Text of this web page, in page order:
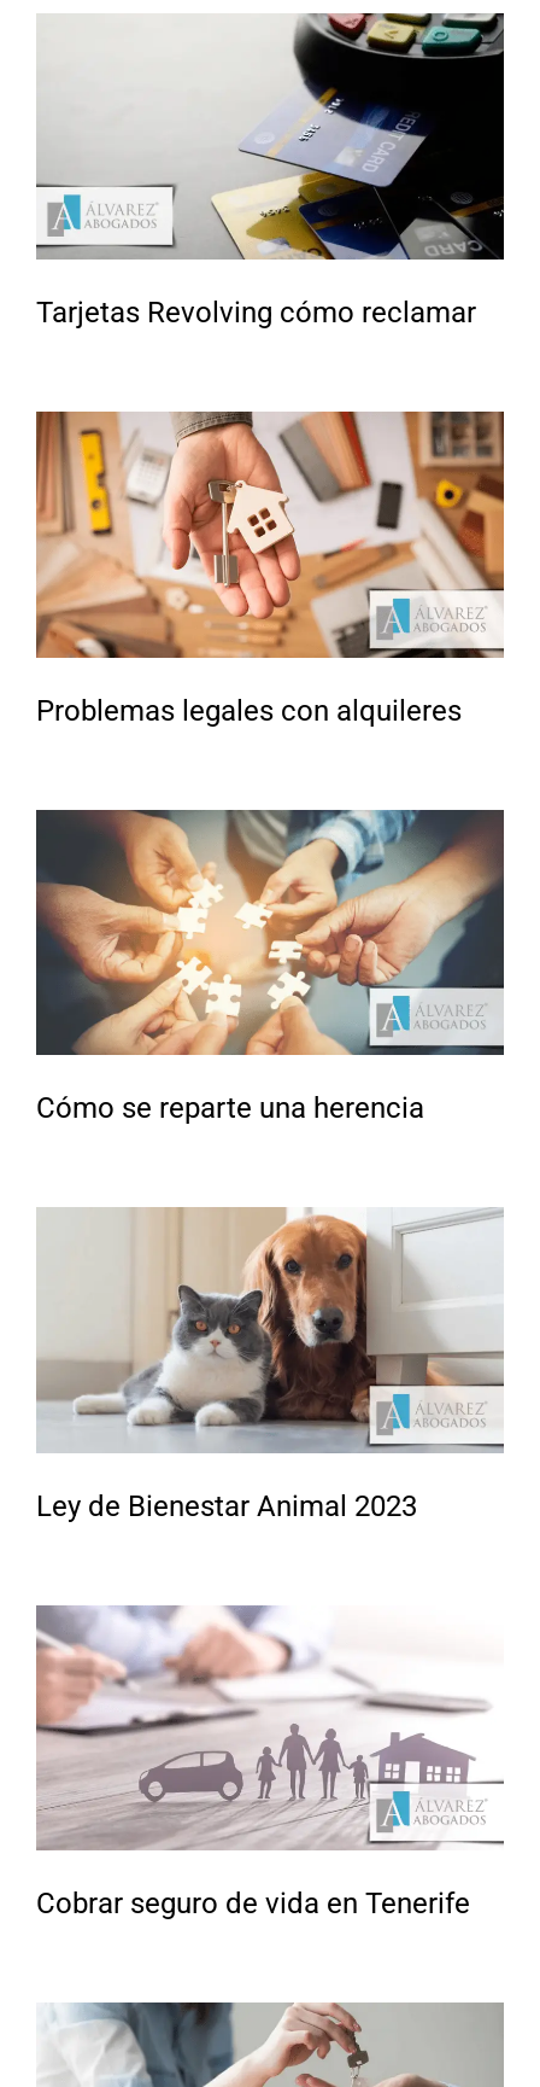
Tarjetas Revolving cómo reclamar
Problemas legales con alquileres
Cómo se reparte una herencia
Ley de Bienestar Animal 2023
Cobrar seguro de vida en Tenerife